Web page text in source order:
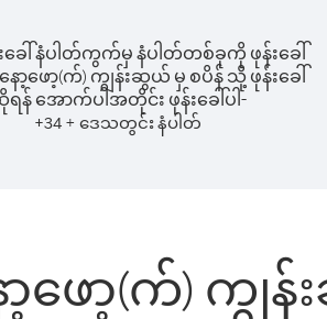
းခေါ်နံပါတ်ကွက်မှ နံပါတ်တစ်ခုကို ဖုန်းခေါ်
နော့ဖော့(က်) ကျွန်းဆွယ် မှ စပိန် သို့ ဖုန်းခေါ်
န် အောက်ပါအတိုင်း ဖုန်းခေါ်ပါ-
+34 + ဒေသတွင်း နံပါတ်
ာ့ဖော့(က်) ကျွ